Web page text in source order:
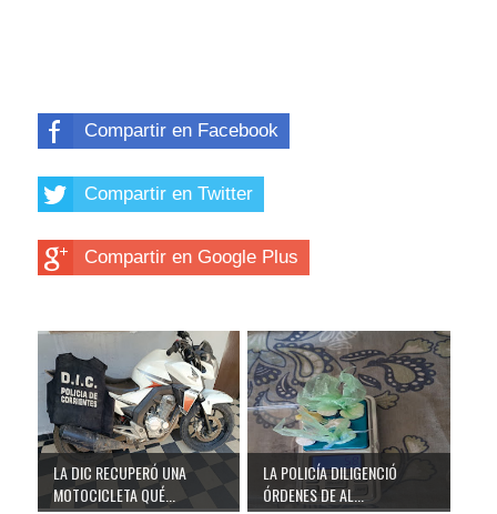
Compartir en Facebook
Compartir en Twitter
Compartir en Google Plus
LA DIC RECUPERÓ UNA
MOTOCICLETA QUÉ...
LA POLICÍA DILIGENCIÓ
ÓRDENES DE AL...